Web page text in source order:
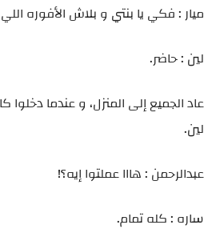
ميار : فكي يا بنتي و بلاش الأفوره
لين : حاضر.
عاد الجميع إلى المنزل، و عندما
لين.
عبدالرحمن : هااا عملتوا إيه؟!
ساره : كله تمام.